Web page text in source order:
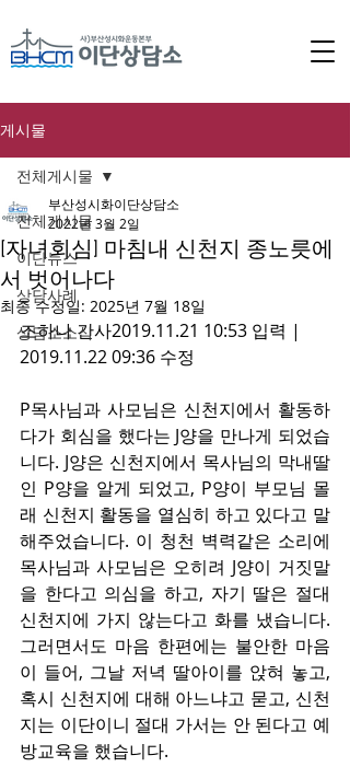
게시물
전체게시물
이단뉴스
상담사례
상담소소식
전체게시물
[자녀회심] 마침내 신천지 종노릇에
서 벗어나다
부산성시화이단상담소
2022년 3월 2일
최종 수정일: 2025년 7월 18일
조하나 간사2019.11.21 10:53 입력 |
2019.11.22 09:36 수정
P목사님과 사모님은 신천지에서 활동하
다가 회심을 했다는 J양을 만나게 되었습
니다. J양은 신천지에서 목사님의 막내딸
인 P양을 알게 되었고, P양이 부모님 몰
래 신천지 활동을 열심히 하고 있다고 말
해주었습니다. 이 청천 벽력같은 소리에
목사님과 사모님은 오히려 J양이 거짓말
을 한다고 의심을 하고, 자기 딸은 절대
신천지에 가지 않는다고 화를 냈습니다.
그러면서도 마음 한편에는 불안한 마음
이 들어, 그날 저녁 딸아이를 앉혀 놓고,
혹시 신천지에 대해 아느냐고 묻고, 신천
지는 이단이니 절대 가서는 안 된다고 예
방교육을 했습니다.